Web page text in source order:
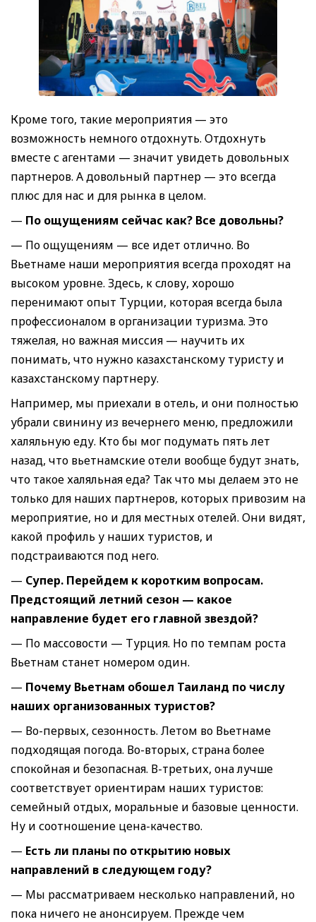
Кроме того, такие мероприятия — это
возможность немного отдохнуть. Отдохнуть
вместе с агентами — значит увидеть довольных
партнеров. А довольный партнер — это всегда
плюс для нас и для рынка в целом.
— По ощущениям сейчас как? Все довольны?
— По ощущениям — все идет отлично. Во
Вьетнаме наши мероприятия всегда проходят на
высоком уровне. Здесь, к слову, хорошо
перенимают опыт Турции, которая всегда была
профессионалом в организации туризма. Это
тяжелая, но важная миссия — научить их
понимать, что нужно казахстанскому туристу и
казахстанскому партнеру.
Например, мы приехали в отель, и они полностью
убрали свинину из вечернего меню, предложили
халяльную еду. Кто бы мог подумать пять лет
назад, что вьетнамские отели вообще будут знать,
что такое халяльная еда? Так что мы делаем это не
только для наших партнеров, которых привозим на
мероприятие, но и для местных отелей. Они видят,
какой профиль у наших туристов, и
подстраиваются под него.
— Супер. Перейдем к коротким вопросам.
Предстоящий летний сезон — какое
направление будет его главной звездой?
— По массовости — Турция. Но по темпам роста
Вьетнам станет номером один.
— Почему Вьетнам обошел Таиланд по числу
наших организованных туристов?
— Во-первых, сезонность. Летом во Вьетнаме
подходящая погода. Во-вторых, страна более
спокойная и безопасная. В-третьих, она лучше
соответствует ориентирам наших туристов:
семейный отдых, моральные и базовые ценности.
Ну и соотношение цена-качество.
— Есть ли планы по открытию новых
направлений в следующем году?
— Мы рассматриваем несколько направлений, но
пока ничего не анонсируем. Прежде чем